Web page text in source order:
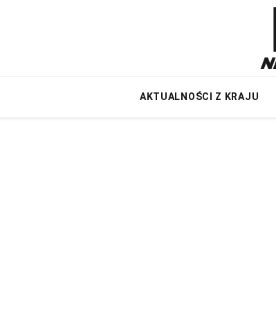
AKTUALNOŚCI Z KRAJU